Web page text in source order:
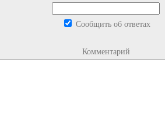
Сообщить об ответах
Комментарий